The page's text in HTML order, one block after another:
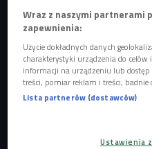
Wraz z naszymi partnerami
zapewnienia:
Użycie dokładnych danych
charakterystyki urządzenia do
informacji na urządzeniu lub dostęp
treści, pomiar reklam i treści, badnie
Lista partnerów (dostawców)
Ustawienia